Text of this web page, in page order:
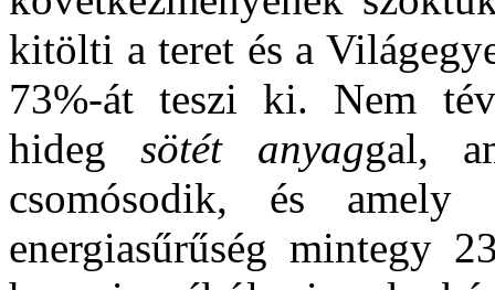
kitölti a teret és a
73%-át teszi ki. Nem
hidegsötét anyaggal,
csomósodik, és
energiasűrűség mintegy